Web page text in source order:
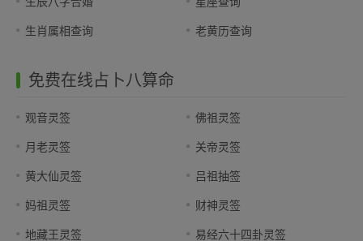
生肖属相查询 老黄历查询
免费在线占卜八算命
观音灵签 佛祖灵签
月老灵签 关帝灵签
黄大仙灵签 吕祖抽签
妈祖灵签 财神灵签
地藏王灵签 易经六十四卦灵签